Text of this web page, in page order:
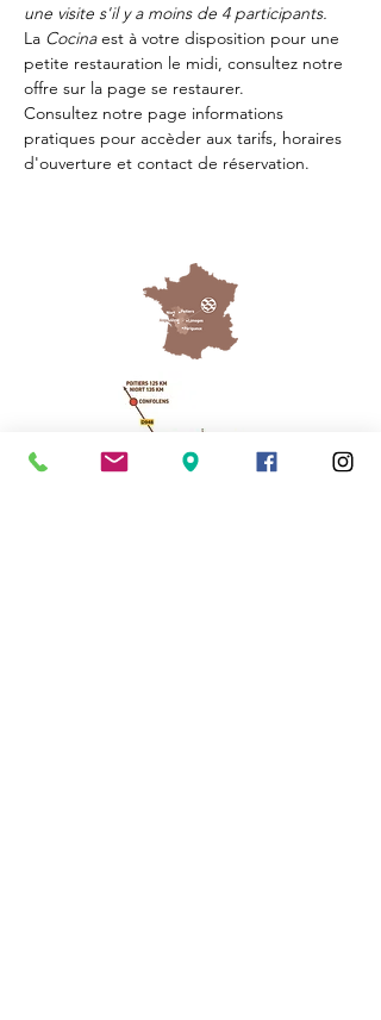
une visite s'il y a moins de 4 participants.
La Cocina est à votre disposition pour une
petite restauration le midi, consultez notre
offre sur la page se restaurer.
Consultez notre page informations
pratiques pour accèder aux tarifs, horaires
d'ouverture et contact de réservation.